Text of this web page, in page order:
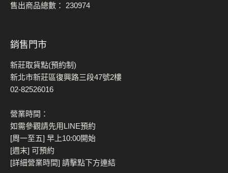
售出商品總數： 230974
銷售門市
新莊取貨點(預約制)
新北市新莊區復興路三段47號2樓
02-82526016
營業時間：
如需參觀請先用LINE預約
[周一至五] 早上10:00開始
[週末] 可預約
[詳細營業時間] 請擊點下方連結